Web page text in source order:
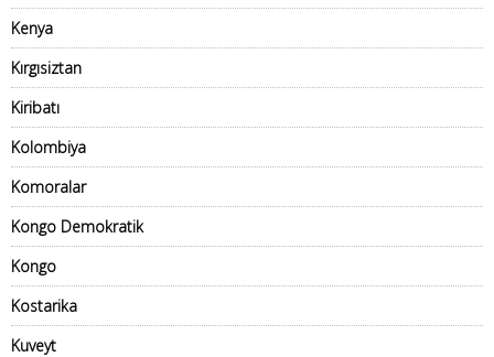
Kenya
Kırgısiztan
Kiribatı
Kolombiya
Komoralar
Kongo Demokratik
Kongo
Kostarika
Kuveyt